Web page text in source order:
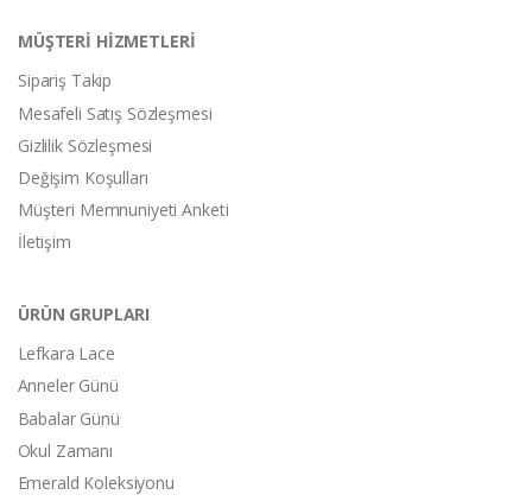
MÜŞTERİ HİZMETLERİ
Sipariş Takip
Mesafeli Satış Sözleşmesi
Gizlilik Sözleşmesi
Değişim Koşulları
Müşteri Memnuniyeti Anketi
İletişim
ÜRÜN GRUPLARI
Lefkara Lace
Anneler Günü
Babalar Günü
Okul Zamanı
Emerald Koleksiyonu